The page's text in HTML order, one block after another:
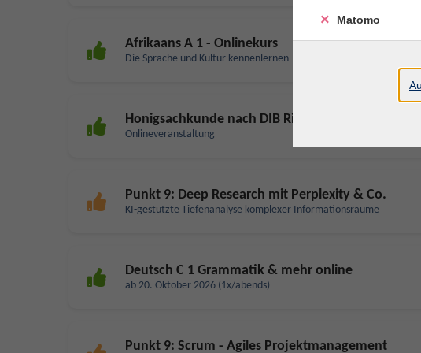
Afrikaans A 1 - Onlinekurs
Die Sprache und Kultur kennenlernen
Honigsachkunde nach DIB Richtlinien mit Praxisteil
Onlineveranstaltung
Punkt 9: Deep Research mit Perplexity & Co.
KI-gestützte Tiefenanalyse komplexer Informationsräume
Deutsch C 1 Grammatik & mehr online
ab 20. Oktober 2026 (1x/abends)
Punkt 9: Scrum - Agiles Projektmanagement
Matomo